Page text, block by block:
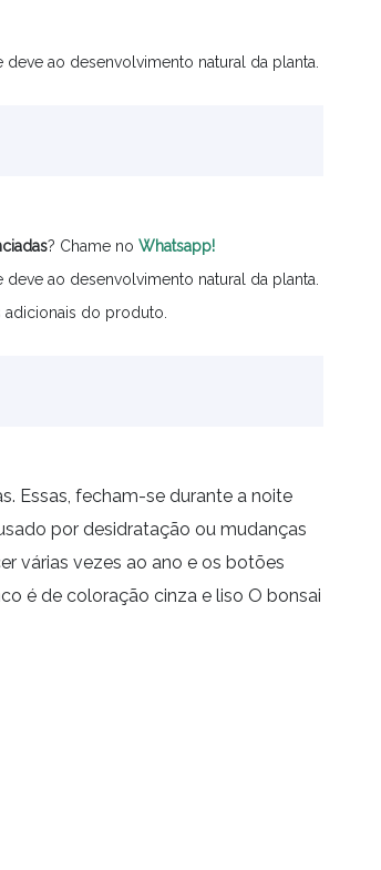
ao desenvolvimento natural da planta.
? Chame no Whatsapp!
ao desenvolvimento natural da planta.
do produto.
Essas, fecham-se durante a noite
por desidratação ou mudanças
várias vezes ao ano e os botões
é de coloração cinza e liso O bonsai